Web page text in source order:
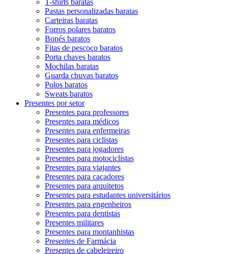
Pastas personalizadas baratas
Carteiras baratas
Forros polares baratos
Bonés baratos
Fitas de pescoço baratos
Porta chaves baratos
Mochilas baratas
Guarda chuvas baratos
Polos baratos
Sweats baratos
Presentes por setor
Presentes para professores
Presentes para médicos
Presentes para enfermeiras
Presentes para ciclistas
Presentes para jogadores
Presentes para motociclistas
Presentes para viajantes
Presentes para caçadores
Presentes para arquitetos
Presentes para estudantes universitários
Presentes para engenheiros
Presentes para dentistas
Presentes militares
Presentes para montanhistas
Presentes de Farmácia
Presentes de cabeleireiro